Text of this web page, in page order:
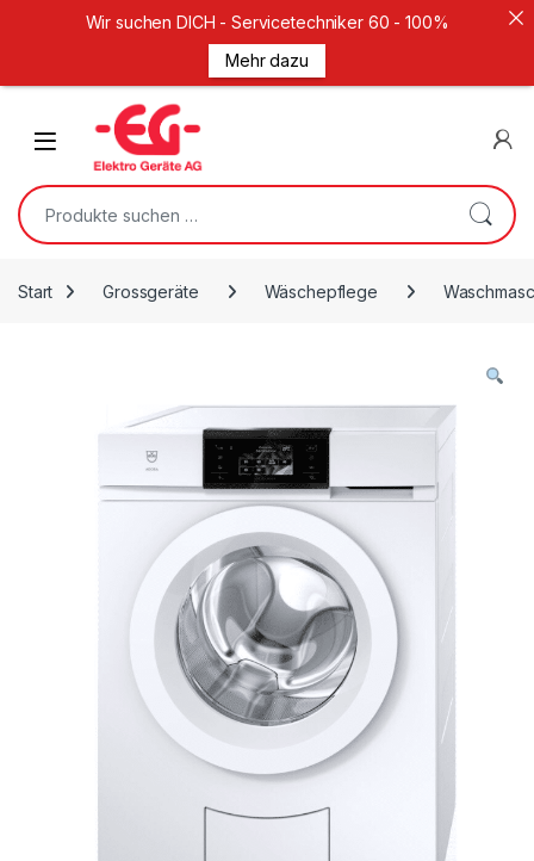
Open
Suche nach:
Start Grossgeräte Wäschepflege
Wir suchen DICH - Servicetechniker 60 - 100%
Mehr dazu